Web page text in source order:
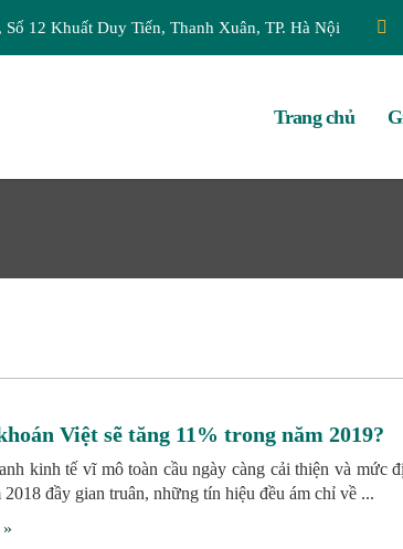
Số 12 Khuất Duy Tiến, Thanh Xuân, TP. Hà Nội
Trang chủ
Việt sẽ tăng 11% trong năm 2019?
kinh tế vĩ mô toàn cầu ngày càng cải thiện và mức
2018 đầy gian truân, những tín hiệu đều ám chỉ về ...